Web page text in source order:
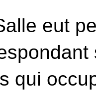
eut
qui